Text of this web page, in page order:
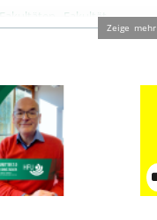
Fakultäten
Fakultät
Zeige mehr